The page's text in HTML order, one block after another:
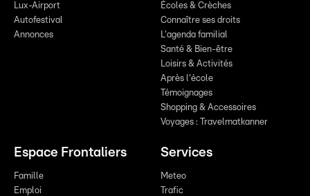
Lux-Airport
Autofestival
Annonces
Écoles & Crèches
Connaître ses droits
L'agenda familial
Santé & Bien-être
Loisirs & Activités
Après l'école
Témoignages
Shopping & Accessoires
Voyages : Travelmatkanner
Espace Frontaliers
Famille
Emploi
Services
Meteo
Trafic